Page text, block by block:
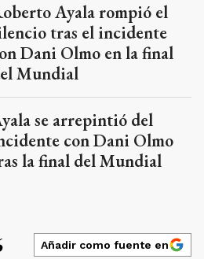
Ayala rompió el
tras el incidente
Dani Olmo en la final
Mundial
se arrepintió del
con Dani Olmo
la final del Mundial
Añadir como fuente en